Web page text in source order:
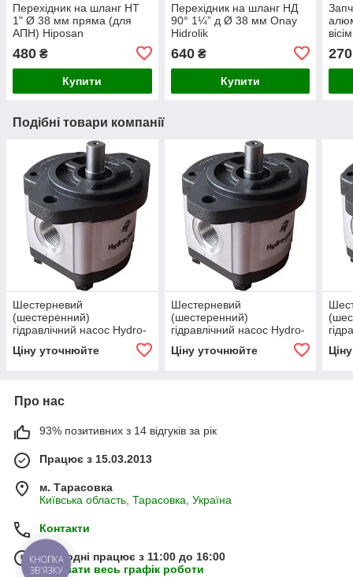
Перехідник на шланг НТ
1" Ø 38 мм пряма (для
АПН) Hiposan
480 ₴
Купити
Перехідник на шланг НД
90° 1¼” д Ø 38 мм Onay
Hidrolik
640₴
Купити
270
Подібні товари компанії
Шестерневий
(шестеренний)
гідравлічний насос Hydro-
Ціну уточнюйте
Шестерневий
(шестеренний)
гідравлічний насос Hydro-
Ціну уточнюйте
Про нас
93% позитивних з 14 відгуків за рік
Працює з 15.03.2013
м. Тарасовка
Київська область, Тарасовка, Україна
Контакти
Сьогодні працює з 11:00 до 16:00
Показати весь графік роботи
КНОПКА
ЗВ'ЯЗКУ